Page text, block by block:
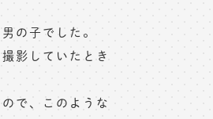
の子でした。
影していたとき
で、このような